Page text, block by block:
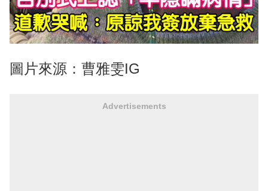
圖片來源：曹雅雯IG
Advertisements